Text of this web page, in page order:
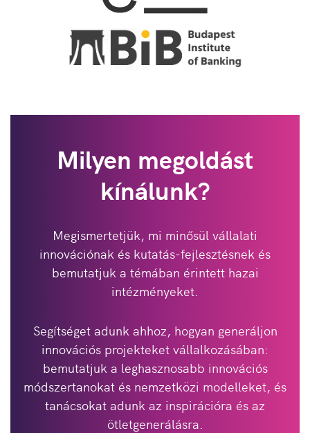
Milyen megoldást
kínálunk?
Megismertetjük, mi minősül vállalati
innovációnak és kutatás-fejlesztésnek és
bemutatjuk a témában érintett hazai
intézményeket.
Segítséget adunk ahhoz, hogyan generáljon
innovációs projekteket vállalkozásában:
bemutatjuk a leghasznosabb innovációs
módszertanokat és nemzetközi modelleket, és
tanácsokat adunk az inspirációra és az
ötletgenerálásra.